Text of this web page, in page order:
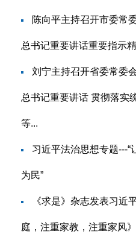
陈向平主持召开市委常
总书记重要讲话重要指示
刘宁主持召开省委常委
总书记重要讲话 贯彻落实
等...
习近平法治思想专题---
为民”
《求是》杂志发表习近
庭，注重家教，注重家风》